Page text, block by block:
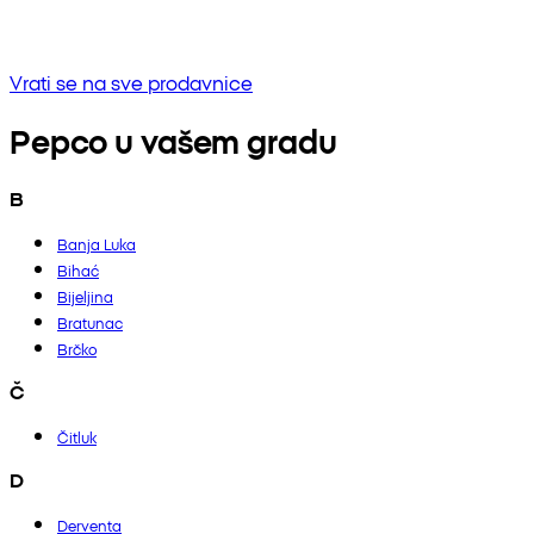
Vrati se na sve prodavnice
Pepco u vašem gradu
B
Banja Luka
Bihać
Bijeljina
Bratunac
Brčko
Č
Čitluk
D
Derventa